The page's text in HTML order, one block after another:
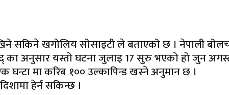
सकिने खगोलिय सोसाइटी ले बताएको छ । नेपाली
अनुसार यस्तो घटना जुलाइ 17 सुरु भएको हो जुन
मा करिब १०० उल्कापिन्ड खस्ने अनुमान छ ।
हेर्न सकिन्छ ।